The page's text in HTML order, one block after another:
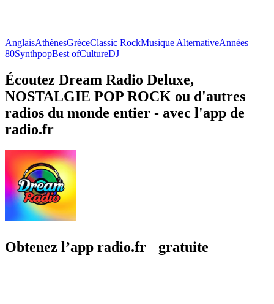
AnglaisAthènesGrèceClassic RockMusique AlternativeAnnées
80SynthpopBest ofCultureDJ
Écoutez Dream Radio Deluxe,
NOSTALGIE POP ROCK ou d'autres
radios du monde entier - avec l'app de
radio.fr
Obtenez l’app radio.fr gratuite